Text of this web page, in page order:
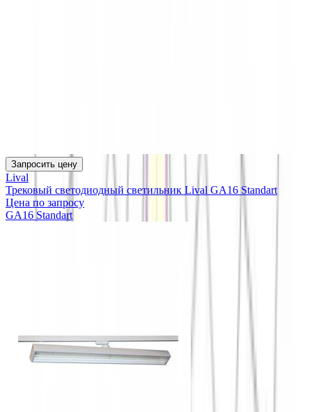
Запросить цену
Lival
Трековый светодиодный светильник Lival GA16 Standart
Цена по запросу
GA16 Standart